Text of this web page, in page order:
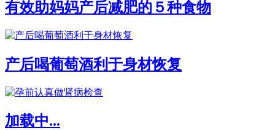
有效助妈妈产后减肥的５种食物
产后喝葡萄酒利于身材恢复
加载中...